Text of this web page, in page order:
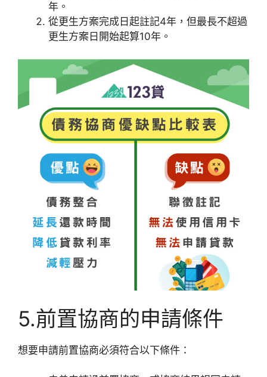
年。
從更生方案完成日起註記4年，但最長不超過
更生方案日開始起算10年。
5.前置協商的申請條件
想要申請前置協商必須符合以下條件：